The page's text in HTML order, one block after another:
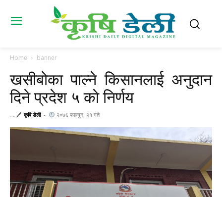
Home banner
खसीबोका पाल्ने किसानलाई अनुदान
दिने प्रदेश ५ काे निर्णय
𓂃🖊 कृषि डेली - २०७६ फाल्गुन, २१ गते